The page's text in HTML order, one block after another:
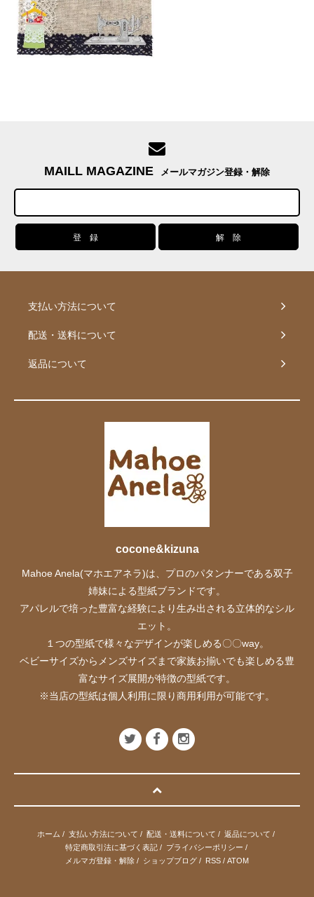
MAILL MAGAZINE メールマガジン登録・解除
支払い方法について
配送・送料について
返品について
cocone&kizuna
Mahoe Anela(マホエアネラ)は、プロのパタンナーである双子
姉妹による型紙ブランドです。
アパレルで培った豊富な経験により生み出される立体的なシル
エット。
１つの型紙で様々なデザインが楽しめる〇〇way。
ベビーサイズからメンズサイズまで家族お揃いでも楽しめる豊
富なサイズ展開が特徴の型紙です。
※当店の型紙は個人利用に限り商用利用が可能です。
ホーム / 支払い方法について / 配送・送料について / 返品について /
特定商取引法に基づく表記/ プライバシーポリシー /
メルマガ登録・解除 / ショップブログ / RSS / ATOM